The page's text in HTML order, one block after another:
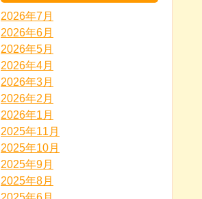
2026年7月
2026年6月
2026年5月
2026年4月
2026年3月
2026年2月
2026年1月
2025年11月
2025年10月
2025年9月
2025年8月